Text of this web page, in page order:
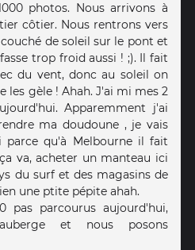
photos. Nous arrivons à
côtier. Nous rentrons vers
de soleil sur le pont et
trop froid aussi ! ;). Il fait
du vent, donc au soleil on
les gèle ! Ahah. J'ai mi mes 2
Apparemment j'ai
ma doudoune , je vais
parce qu'à Melbourne il fait
va, acheter un manteau ici
du surf et des magasins de
une ptite pépite ahah.
pas parcourus aujourd'hui,
et nous posons